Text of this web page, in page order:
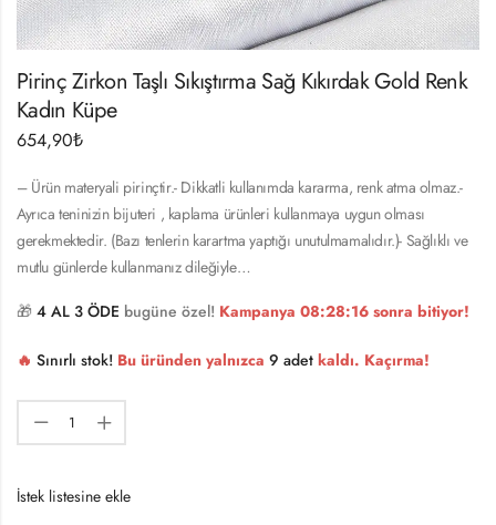
Pirinç Zirkon Taşlı Sıkıştırma Sağ Kıkırdak Gold Renk
Kadın Küpe
654,90₺
– Ürün materyali pirinçtir.- Dikkatli kullanımda kararma, renk atma olmaz.-
Ayrıca teninizin bijuteri , kaplama ürünleri kullanmaya uygun olması
gerekmektedir. (Bazı tenlerin karartma yaptığı unutulmamalıdır.)- Sağlıklı ve
mutlu günlerde kullanmanız dileğiyle…
🎁 4 AL 3 ÖDE bugüne özel! Kampanya 08:28:15 sonra bitiyor!
🔥 Sınırlı stok! Bu üründen yalnızca 9 adet kaldı. Kaçırma!
İstek listesine ekle